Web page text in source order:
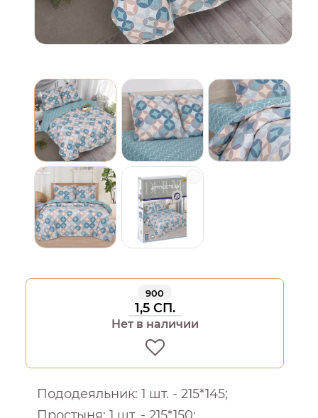
900
1,5 СП.
Нет в наличии
Пододеяльник: 1 шт. - 215*145;
Простыня: 1 шт. - 215*150;